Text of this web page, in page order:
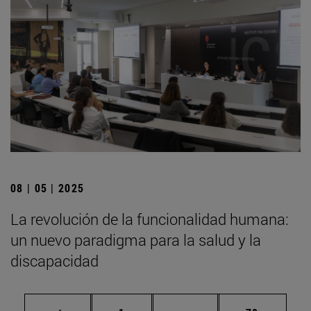
08 | 05 | 2025
La revolución de la funcionalidad humana:
un nuevo paradigma para la salud y la
discapacidad